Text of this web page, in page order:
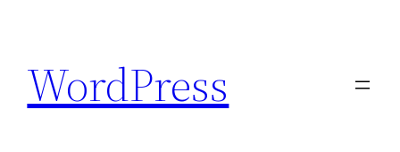
contenido
WordPress